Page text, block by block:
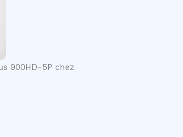
900HD-5P chez